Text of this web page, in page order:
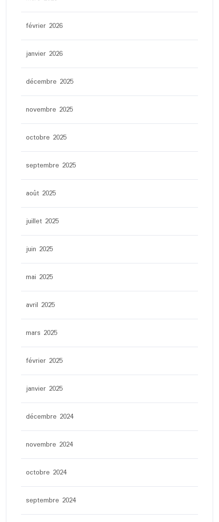
février 2026
janvier 2026
décembre 2025
novembre 2025
octobre 2025
septembre 2025
août 2025
juillet 2025
juin 2025
mai 2025
avril 2025
mars 2025
février 2025
janvier 2025
décembre 2024
novembre 2024
octobre 2024
septembre 2024